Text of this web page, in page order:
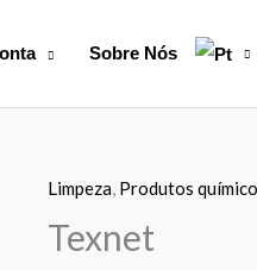
Sobre Nós
Limpeza, Produtos
Texnet
Quantidade
de
Texnet